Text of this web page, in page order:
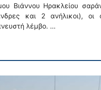
Βιάννου Ηρακλείου
και 2 ανήλικοι), οι
λέμβο. …